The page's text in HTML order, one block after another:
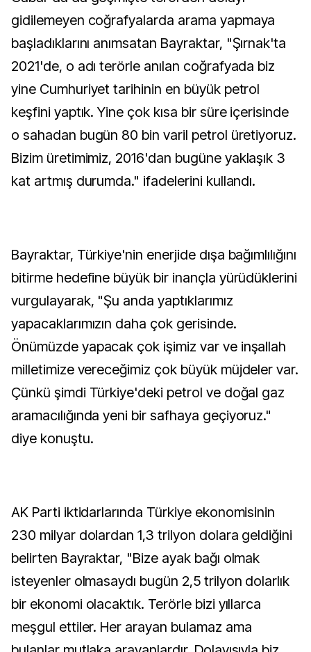
gidilemeyen coğrafyalarda arama yapmaya
başladıklarını anımsatan Bayraktar, "Şırnak'ta
2021'de, o adı terörle anılan coğrafyada biz
yine Cumhuriyet tarihinin en büyük petrol
keşfini yaptık. Yine çok kısa bir süre içerisinde
o sahadan bugün 80 bin varil petrol üretiyoruz.
Bizim üretimimiz, 2016'dan bugüne yaklaşık 3
kat artmış durumda." ifadelerini kullandı.
Bayraktar, Türkiye'nin enerjide dışa bağımlılığını
bitirme hedefine büyük bir inançla yürüdüklerini
vurgulayarak, "Şu anda yaptıklarımız
yapacaklarımızın daha çok gerisinde.
Önümüzde yapacak çok işimiz var ve inşallah
milletimize vereceğimiz çok büyük müjdeler var.
Çünkü şimdi Türkiye'deki petrol ve doğal gaz
aramacılığında yeni bir safhaya geçiyoruz."
diye konuştu.
AK Parti iktidarlarında Türkiye ekonomisinin
230 milyar dolardan 1,3 trilyon dolara geldiğini
belirten Bayraktar, "Bize ayak bağı olmak
isteyenler olmasaydı bugün 2,5 trilyon dolarlık
bir ekonomi olacaktık. Terörle bizi yıllarca
meşgul ettiler. Her arayan bulamaz ama